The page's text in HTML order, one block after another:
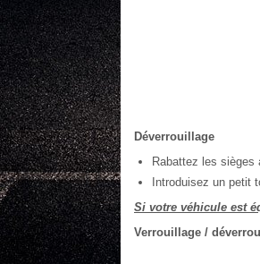
Déverrouillage
Rabattez les sièges
Introduisez un petit
Si votre véhicule est
Verrouillage /